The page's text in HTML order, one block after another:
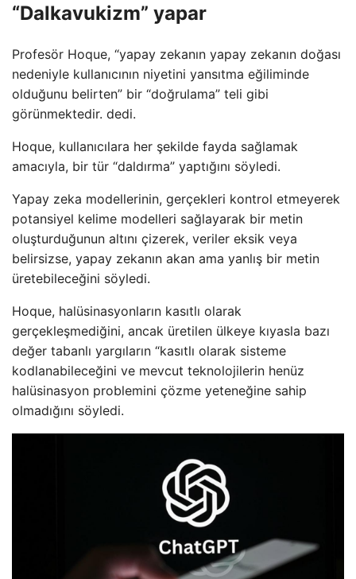
“Dalkavukizm” yapar
Profesör Hoque, “yapay zekanın yapay zekanın doğası
nedeniyle kullanıcının niyetini yansıtma eğiliminde
olduğunu belirten” bir “doğrulama” teli gibi
görünmektedir. dedi.
Hoque, kullanıcılara her şekilde fayda sağlamak
amacıyla, bir tür “daldırma” yaptığını söyledi.
Yapay zeka modellerinin, gerçekleri kontrol etmeyerek
potansiyel kelime modelleri sağlayarak bir metin
oluşturduğunun altını çizerek, veriler eksik veya
belirsizse, yapay zekanın akan ama yanlış bir metin
üretebileceğini söyledi.
Hoque, halüsinasyonların kasıtlı olarak
gerçekleşmediğini, ancak üretilen ülkeye kıyasla bazı
değer tabanlı yargıların “kasıtlı olarak sisteme
kodlanabileceğini ve mevcut teknolojilerin henüz
halüsinasyon problemini çözme yeteneğine sahip
olmadığını söyledi.